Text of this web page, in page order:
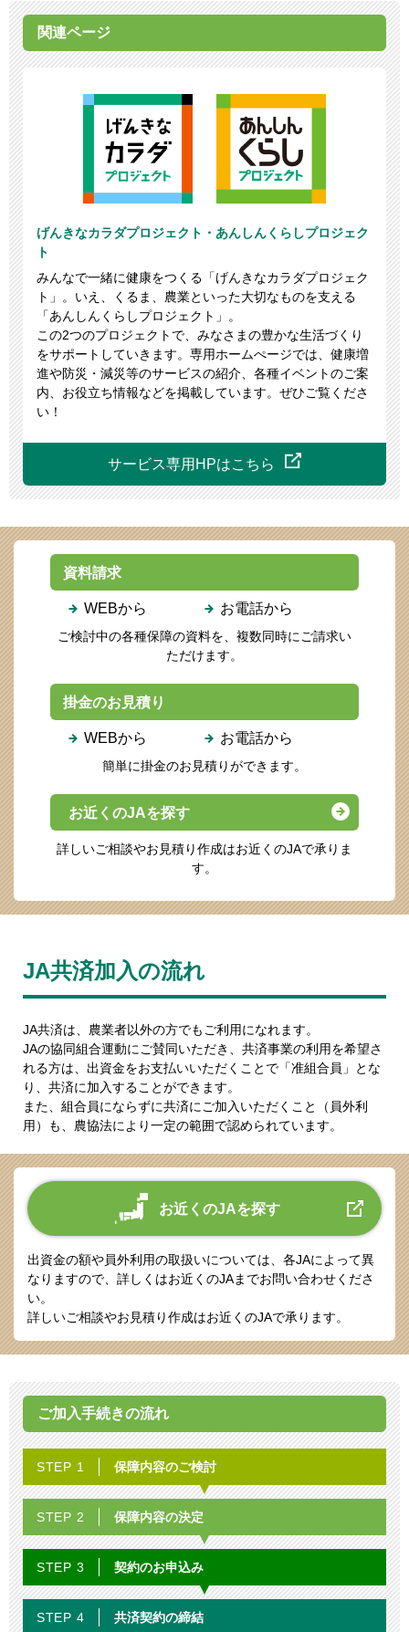
関連ページ
げんきなカラダプロジェクト・あんしんくらしプロジェク
ト
みんなで一緒に健康をつくる「げんきなカラダプロジェク
ト」。いえ、くるま、農業といった大切なものを支える
「あんしんくらしプロジェクト」。
この2つのプロジェクトで、みなさまの豊かな生活づくり
をサポートしていきます。専用ホームぺージでは、健康増
進や防災・減災等のサービスの紹介、各種イベントのご案
内、お役立ち情報などを掲載しています。ぜひご覧くださ
い！
サービス専用HPはこちら
資料請求
WEBから お電話から
ご検討中の各種保障の資料を、複数同時にご請求い
ただけます。
掛金のお見積り
WEBから お電話から
簡単に掛金のお見積りができます。
お近くのJAを探す
詳しいご相談やお見積り作成はお近くのJAで承りま
す。
JA共済加入の流れ
JA共済は、農業者以外の方でもご利用になれます。
JAの協同組合運動にご賛同いただき、共済事業の利用を希望さ
れる方は、出資金をお支払いいただくことで「准組合員」とな
り、共済に加入することができます。
また、組合員にならずに共済にご加入いただくこと（員外利
用）も、農協法により一定の範囲で認められています。
お近くのJAを探す
出資金の額や員外利用の取扱いについては、各JAによって異
なりますので、詳しくはお近くのJAまでお問い合わせくださ
い。
詳しいご相談やお見積り作成はお近くのJAで承ります。
ご加入手続きの流れ
STEP 1 保障内容のご検討
STEP 2 保障内容の決定
STEP 3 契約のお申込み
STEP 4 共済契約の締結